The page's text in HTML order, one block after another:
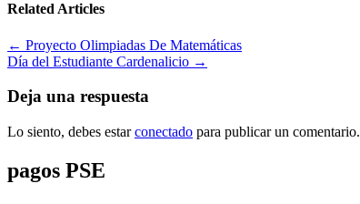
Related Articles
Navegación
de
entradas
← Proyecto Olimpiadas De Matemáticas
Día del Estudiante Cardenalicio →
Deja una respuesta
Lo siento, debes estarconectado para publicar un comentario.
pagos PSE